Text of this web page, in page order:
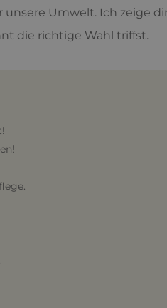
Umwelt. Ich zeige
die richtige Wahl triffst.